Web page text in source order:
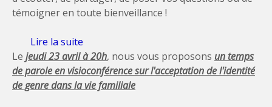
témoigner en toute bienveillance !
Lire la suite
Le jeudi 23 avrilà 20h, nous vous proposons un temps
de parole en visioconférencesur l'acceptation de l'identité
de genre dans la vie familiale